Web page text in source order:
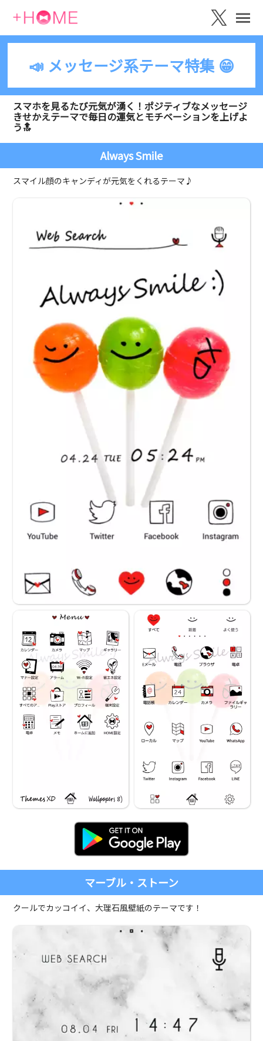
📣 メッセージ系テーマ特集 😁
スマホを見るたび元気が湧く！ポジティブなメッセージ
きせかえテーマで毎日の運気とモチベーションを上げよ
う🔝
Always Smile
スマイル顔のキャンディが元気をくれるテーマ♪
マーブル・ストーン
クールでカッコイイ、大理石風壁紙のテーマです！